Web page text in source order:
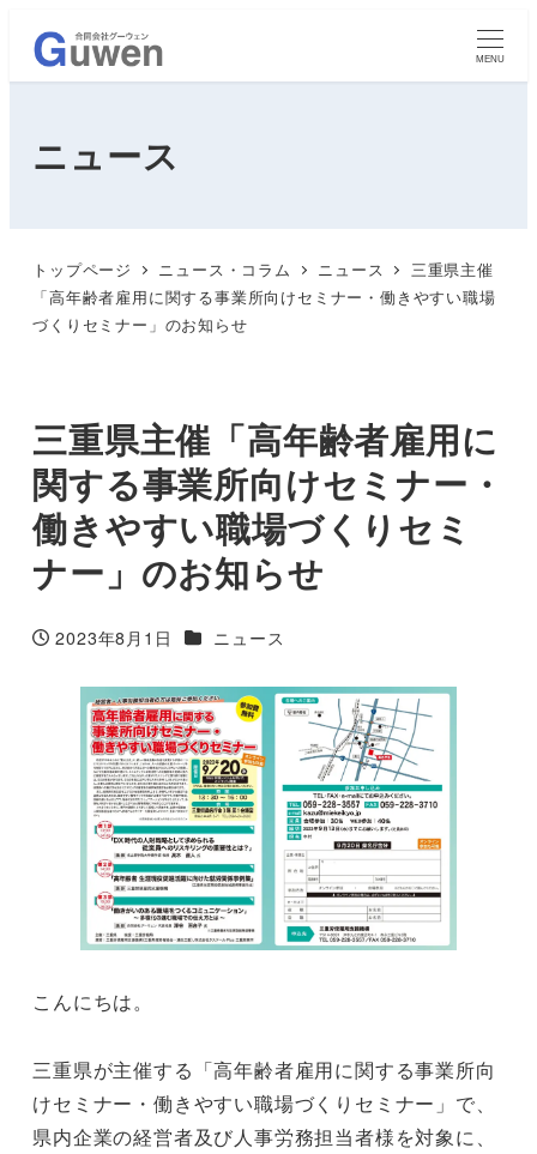
MENU
ニュース
トップページ ニュース・コラム ニュース
三重県主催
「高年齢者雇用に関する事業所向けセミナー・働きやすい職場
づくりセミナー」のお知らせ
三重県主催「高年齢者雇用に
関する事業所向けセミナー・
働きやすい職場づくりセミ
ナー」のお知らせ
投稿日
2023年8月1日 カテゴリー
ニュース
こんにちは。
三重県が主催する「高年齢者雇用に関する事業所向
けセミナー・働きやすい職場づくりセミナー」で、
県内企業の経営者及び人事労務担当者様を対象に、